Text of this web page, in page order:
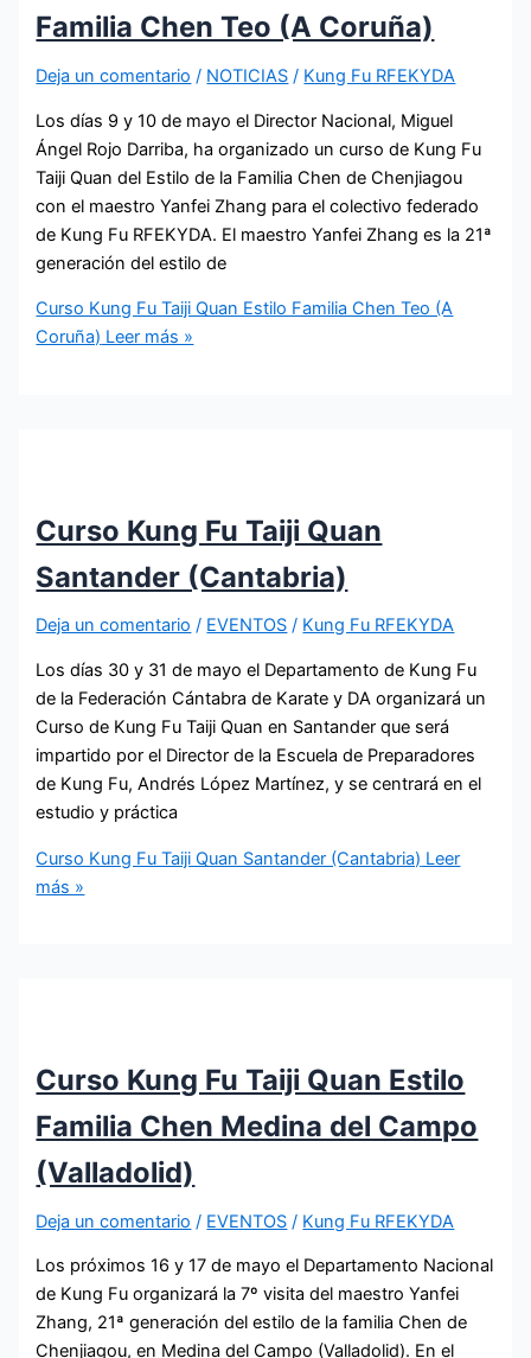
Familia Chen Teo (A Coruña)
Deja un comentario / NOTICIAS / Kung Fu RFEKYDA
Los días 9 y 10 de mayo el Director Nacional, Miguel
Ángel Rojo Darriba, ha organizado un curso de Kung Fu
Taiji Quan del Estilo de la Familia Chen de Chenjiagou
con el maestro Yanfei Zhang para el colectivo federado
de Kung Fu RFEKYDA. El maestro Yanfei Zhang es la 21ª
generación del estilo de
Curso Kung Fu Taiji Quan Estilo Familia Chen Teo (A
Coruña) Leer más »
Curso Kung Fu Taiji Quan
Santander (Cantabria)
Deja un comentario / EVENTOS / Kung Fu RFEKYDA
Los días 30 y 31 de mayo el Departamento de Kung Fu
de la Federación Cántabra de Karate y DA organizará un
Curso de Kung Fu Taiji Quan en Santander que será
impartido por el Director de la Escuela de Preparadores
de Kung Fu, Andrés López Martínez, y se centrará en el
estudio y práctica
Curso Kung Fu Taiji Quan Santander (Cantabria) Leer
más »
Curso Kung Fu Taiji Quan Estilo
Familia Chen Medina del Campo
(Valladolid)
Deja un comentario / EVENTOS / Kung Fu RFEKYDA
Los próximos 16 y 17 de mayo el Departamento Nacional
de Kung Fu organizará la 7º visita del maestro Yanfei
Zhang, 21ª generación del estilo de la familia Chen de
Chenjiagou, en Medina del Campo (Valladolid). En el